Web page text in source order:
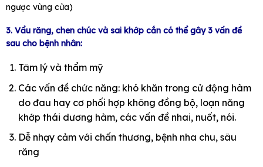
ngược vùng cửa)
3. Vẩu răng, chen chúc và sai khớp cắn có thể gây 3 vấn đề
sau cho bệnh nhân:
Tâm lý và thẩm mỹ
Các vấn đề chức năng: khó khăn trong cử động hàm
do đau hay cơ phối hợp không đồng bộ, loạn năng
khớp thái dương hàm, các vấn đề nhai, nuốt, nói.
Dễ nhạy cảm với chấn thương, bệnh nha chu, sâu
răng